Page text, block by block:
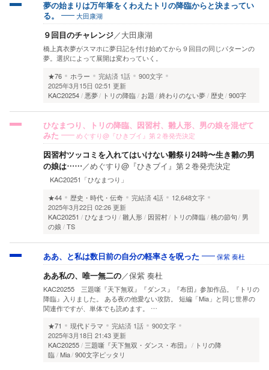
夢の始まりは万年筆をくわえたトリの降臨からと決まってい
る。
大田康湖
９回目のチャレンジ／大田康湖
橋上真衣夢がスマホに夢日記を付け始めてから９回目の同じパターンの
夢。選択によって展開は変わっていく。
★76
ホラー 完結済 1話
900文字
2025年3月15日 02:51 更新
KAC20254
悪夢 トリの降臨 お題 終わりのない夢 歴史 900字
ひなまつり、トリの降臨、因習村、雛人形、男の娘を混ぜて
みた
めぐすり@『ひきブイ』第２巻発売決定
因習村ツッコミを入れてはいけない雛祭り24時〜生き雛の男
の娘は…… ／めぐすり@『ひきブイ』第２巻発売決定
KAC20251「ひなまつり」
★44
歴史・時代・伝奇 完結済4話
12,648文字
2025年3月22日 02:26 更新
KAC20251
ひなまつり 雛人形 因習村 トリの降臨 桃の節句
男
の娘
TS
ああ、と私は数日前の自分の軽率さを呪った 保紫 奏杜
ああ私の、唯一無二の／保紫 奏杜
KAC20255 三題噺『天下無双』『ダンス』『布団』参加作品。『トリの
降臨』入りました。 ある夜の他愛ない攻防。 短編「Mia」と同じ世界の
関連作ですが、単体でも読めます。 …
★71
現代ドラマ 完結済 1話
900文字
2025年3月18日 21:43 更新
KAC20255 三題噺『天下無双・ダンス・布団』
トリの降
臨 Mia 900文字ピッタリ